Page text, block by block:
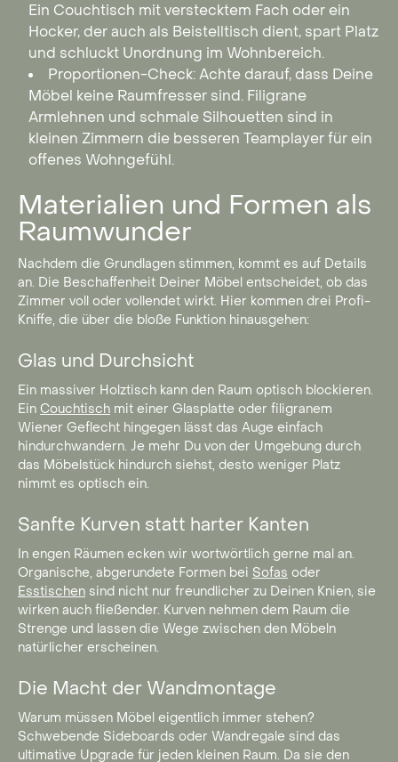
Ein Couchtisch mit verstecktem Fach oder ein
Hocker, der auch als Beistelltisch dient, spart Platz
und schluckt Unordnung im Wohnbereich.
Proportionen-Check: Achte darauf, dass Deine
Möbel keine Raumfresser sind. Filigrane
Armlehnen und schmale Silhouetten sind in
kleinen Zimmern die besseren Teamplayer für ein
offenes Wohngefühl.
Materialien und Formen als
Raumwunder
Nachdem die Grundlagen stimmen, kommt es auf Details
an. Die Beschaffenheit Deiner Möbel entscheidet, ob das
Zimmer voll oder vollendet wirkt. Hier kommen drei Profi-
Kniffe, die über die bloße Funktion hinausgehen:
Glas und Durchsicht
Ein massiver Holztisch kann den Raum optisch blockieren.
Ein Couchtisch mit einer Glasplatte oder filigranem
Wiener Geflecht hingegen lässt das Auge einfach
hindurchwandern. Je mehr Du von der Umgebung durch
das Möbelstück hindurch siehst, desto weniger Platz
nimmt es optisch ein.
Sanfte Kurven statt harter Kanten
In engen Räumen ecken wir wortwörtlich gerne mal an.
Organische, abgerundete Formen bei Sofas oder
Esstischen sind nicht nur freundlicher zu Deinen Knien, sie
wirken auch fließender. Kurven nehmen dem Raum die
Strenge und lassen die Wege zwischen den Möbeln
natürlicher erscheinen.
Die Macht der Wandmontage
Warum müssen Möbel eigentlich immer stehen?
Schwebende Sideboards oder Wandregale sind das
ultimative Upgrade für jeden kleinen Raum. Da sie den